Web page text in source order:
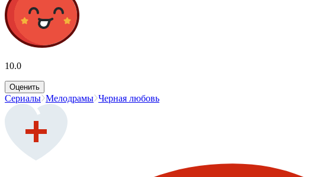
10.0
Оценить
Сериалы Мелодрамы Черная любовь